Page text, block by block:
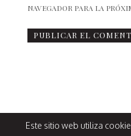
NAVEGADOR PARA LA
Este sitio web utiliza